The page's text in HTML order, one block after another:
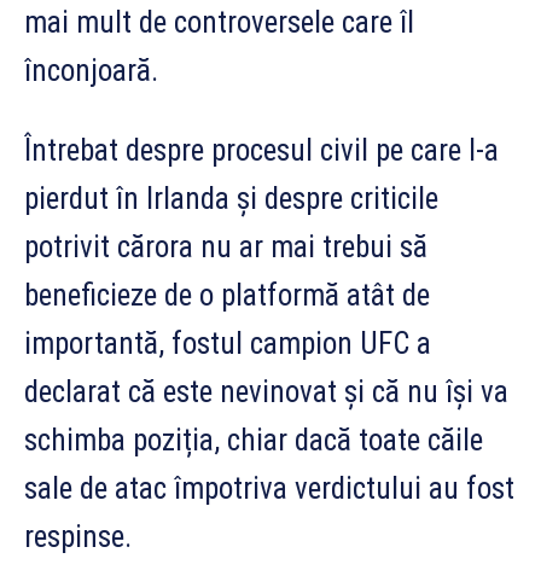
mai mult de controversele care îl
înconjoară.
Întrebat despre procesul civil pe care l-a
pierdut în Irlanda și despre criticile
potrivit cărora nu ar mai trebui să
beneficieze de o platformă atât de
importantă, fostul campion UFC a
declarat că este nevinovat și că nu își va
schimba poziția, chiar dacă toate căile
sale de atac împotriva verdictului au fost
respinse.